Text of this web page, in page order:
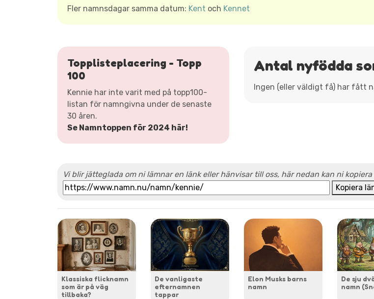
Fler namnsdagar samma datum: Kent och Kennet
Topplisteplacering - Topp
100
Kennie har inte varit med på topp100-
listan för namngivna under de senaste
30 åren.
Se Namntoppen för 2024 här!
Antal nyfödda
Ingen (eller väldigt få) har fått
Vi blir jätteglada om ni lämnar en länk eller hänvisar till oss, här nedan kan ni
Kopiera
Klassiska flicknamn
som är på väg
tillbaka?
De vanligaste
efternamnen
tappar
Elon Musks barns
namn
De sju
namn